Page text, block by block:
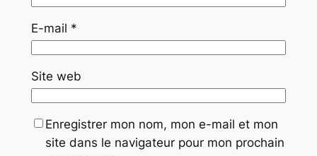
E-mail *
Site web
Enregistrer mon nom, mon e-mail et mon
site dans le navigateur pour mon prochain